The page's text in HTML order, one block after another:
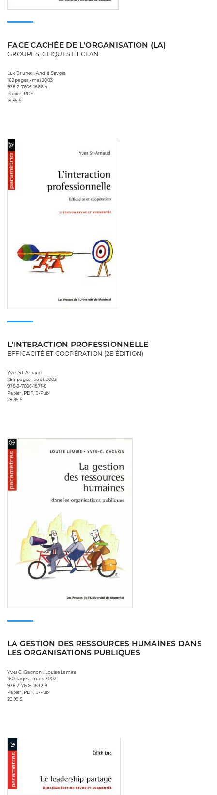
FACE CACHÉE DE L'ORGANISATION (LA)
GROUPES, CLIQUES ET CLAN
Luc Brunet , André Savoie
162 pages • mai 2003
978-2-7606-1866-4
Papier, PDF
19,95 $
L'INTERACTION PROFESSIONNELLE
EFFICACITÉ ET COOPÉRATION (2E ÉDITION)
Yves St-Arnaud
288 pages • août 2003
978-2-7606-1871-8
Papier, PDF, E-Pub
29,95 $
LA GESTION DES RESSOURCES HUMAINES DANS
LES ORGANISATIONS PUBLIQUES
Yves C. Gagnon , Louise Lemire
160 pages • mars 2002
978-2-7606-1832-9
Papier, PDF, E-Pub
29,95 $